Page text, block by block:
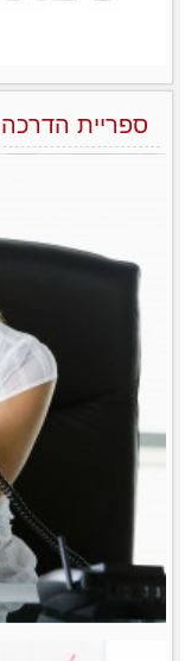
ספריית הדרכה
הניהול הנשי
רבות נאמר